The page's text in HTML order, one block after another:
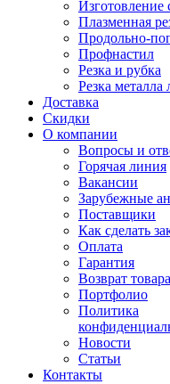
Изготовление
Плазменная
Продольно-
Профнастил
Резка и рубка
Резка металла
Доставка
Скидки
О компании
Вопросы и
Горячая линия
Вакансии
Зарубежные
Поставщики
Как сделать
Оплата
Гарантия
Возврат товара
Портфолио
Политика
Новости
Статьи
Контакты